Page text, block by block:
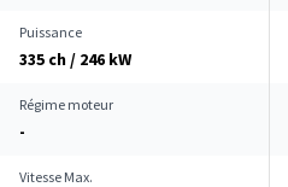
Puissance
335 ch / 246 kW
Régime moteur
-
Vitesse Max.